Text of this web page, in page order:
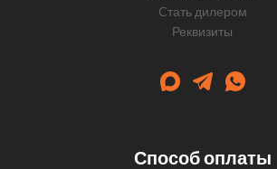
Cтать дилером
Реквизиты
Способ оплаты